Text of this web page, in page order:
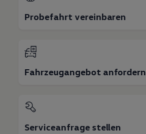
Probefahrt vereinbaren
Fahrzeugangebot anfordern
Serviceanfrage stellen